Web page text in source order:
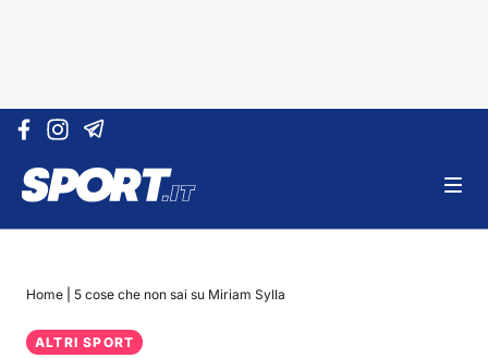
Vai al contenuto
Home 5 cose che non sai su Miriam Sylla
ALTRI SPORT